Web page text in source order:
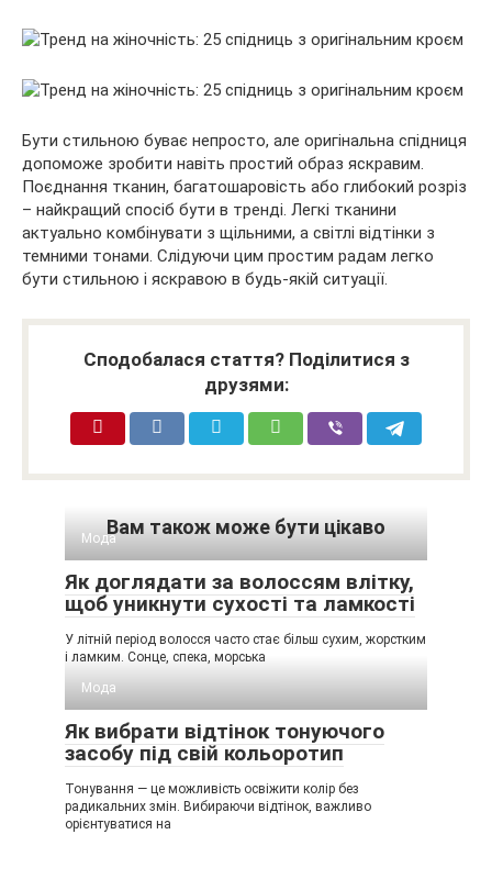
Бути стильною буває непросто, але оригінальна спідниця
допоможе зробити навіть простий образ яскравим.
Поєднання тканин, багатошаровість або глибокий розріз
– найкращий спосіб бути в тренді. Легкі тканини
актуально комбінувати з щільними, а світлі відтінки з
темними тонами. Слідуючи цим простим радам легко
бути стильною і яскравою в будь-якій ситуації.
Сподобалася стаття? Поділитися з
друзями:
Вам також може бути цікаво
Мода
Як доглядати за волоссям влітку,
щоб уникнути сухості та ламкості
У літній період волосся часто стає більш сухим, жорстким
і ламким. Сонце, спека, морська
Мода
Як вибрати відтінок тонуючого
засобу під свій кольоротип
Тонування — це можливість освіжити колір без
радикальних змін. Вибираючи відтінок, важливо
орієнтуватися на